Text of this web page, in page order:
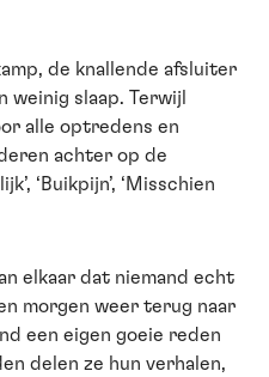
de knallende afsluiter
weinig slaap. Terwijl
alle optredens en
achter op de
‘Buikpijn’, ‘Misschien
elkaar dat niemand echt
morgen weer terug naar
een eigen goeie reden
delen ze hun verhalen,